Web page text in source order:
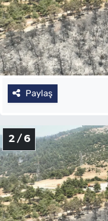
Paylaş
2 / 6